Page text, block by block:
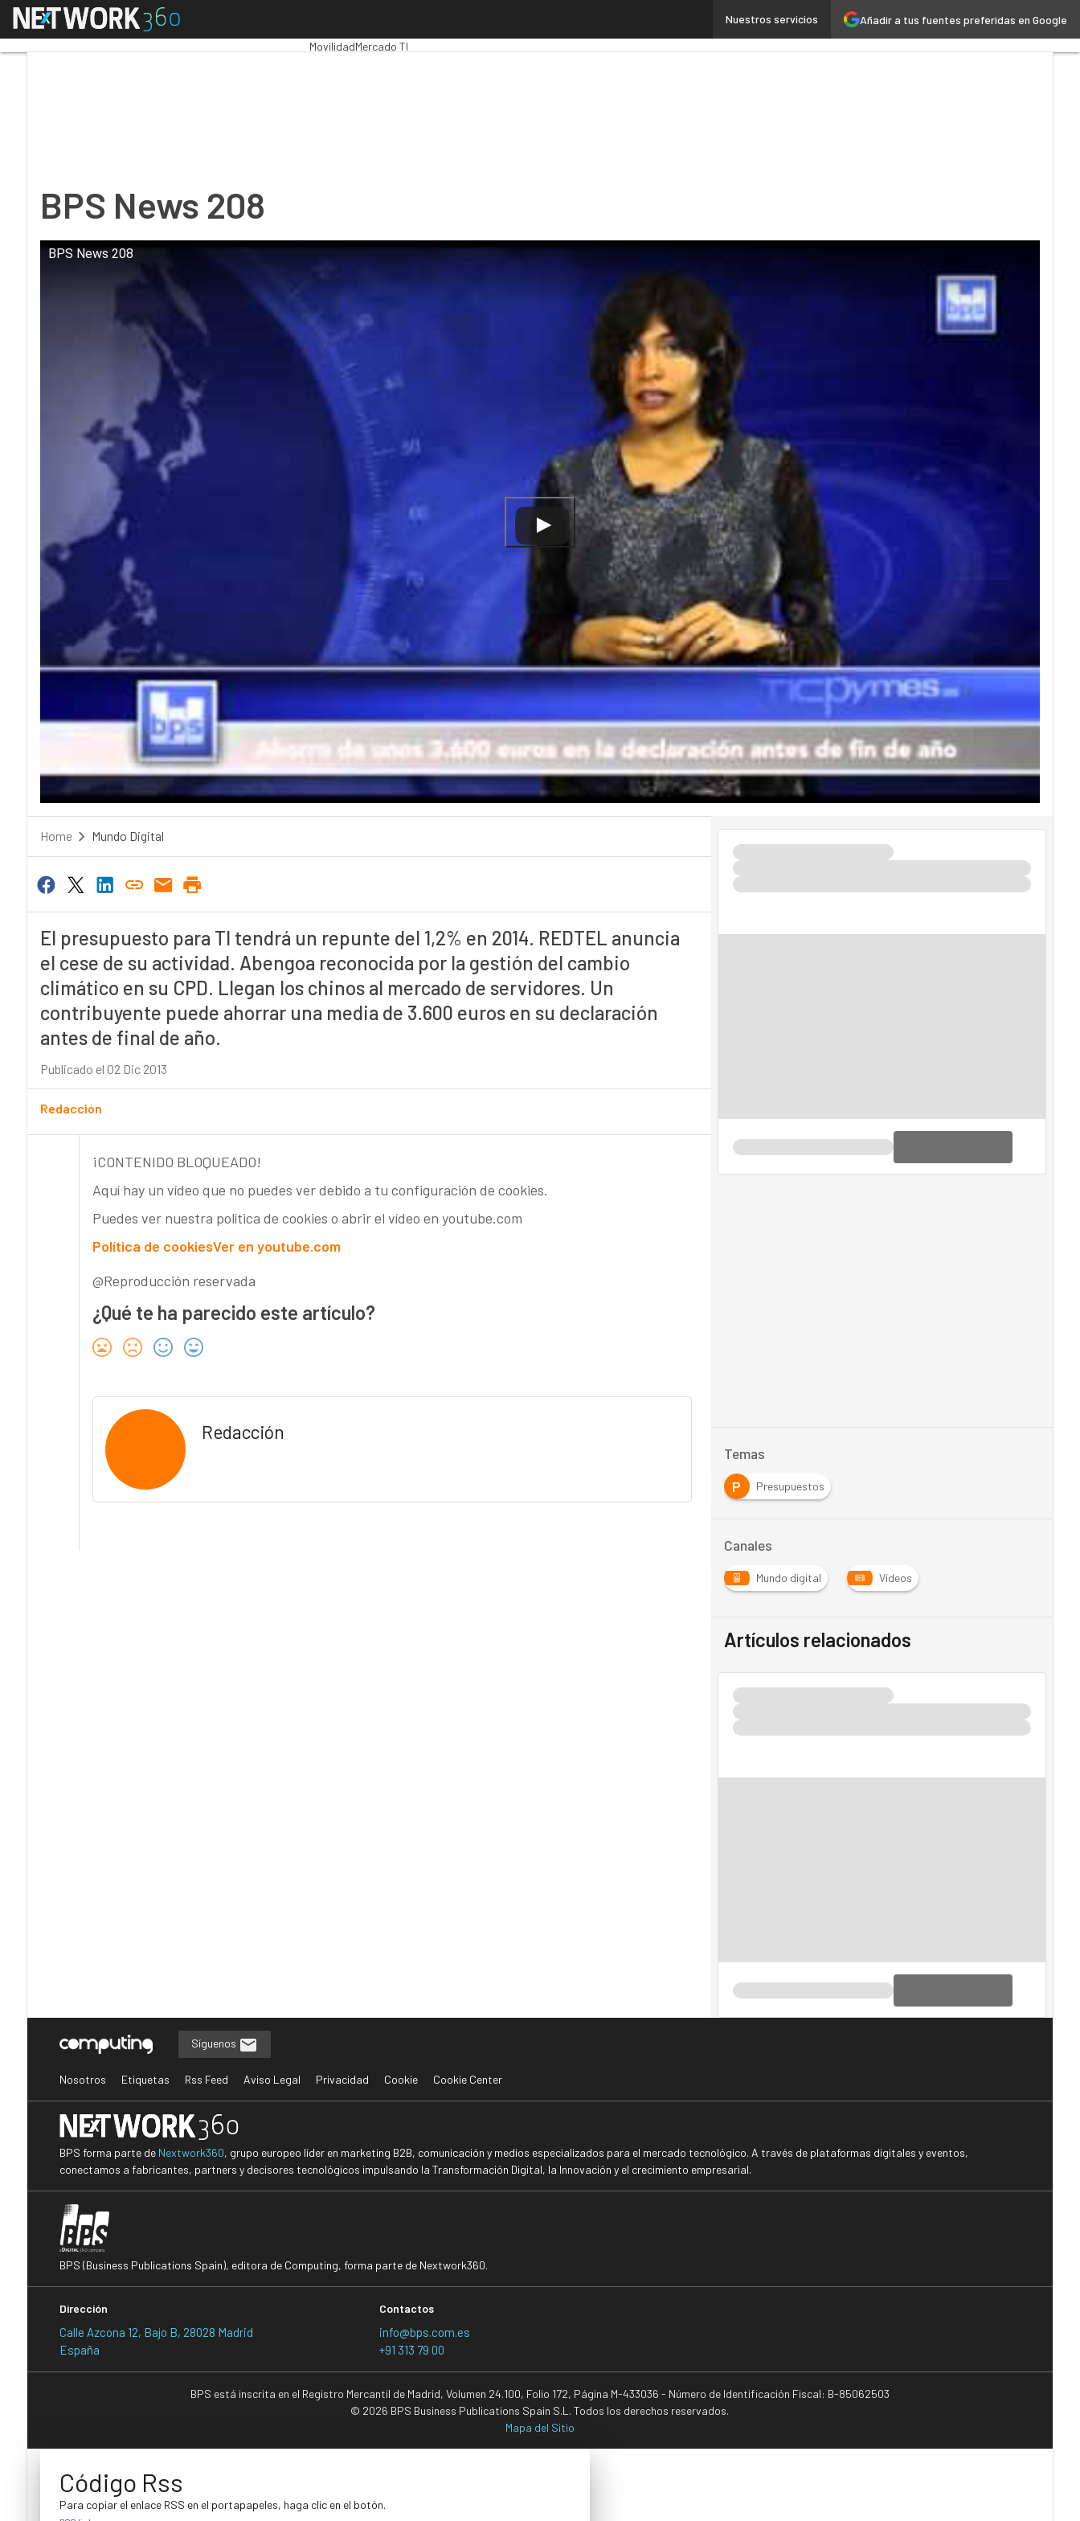
Añadir a tus fuentes preferidas en Google
Nuestros servicios
Menú Inteligencia ArtificialIndustria 4.0Seguridad
MovilidadMercado TI
BPS News 208
BPS News 208
Home Mundo Digital
El presupuesto para TI tendrá un repunte del 1,2% en 2014. REDTEL anuncia
el cese de su actividad. Abengoa reconocida por la gestión del cambio
climático en su CPD. Llegan los chinos al mercado de servidores. Un
contribuyente puede ahorrar una media de 3.600 euros en su declaración
antes de final de año.
Publicado el 02 Dic 2013
Redacción
¡CONTENIDO BLOQUEADO!
Aquí hay un vídeo que no puedes ver debido a tu configuración de cookies.
Puedes ver nuestra política de cookies o abrir el vídeo en youtube.com
Política de cookiesVer en youtube.com
@Reproducción reservada
¿Qué te ha parecido este artículo?
Redacción
Temas
P
Presupuestos
Canales
Mundo digital Vídeos
Artículos relacionados
Síguenos
Nosotros Etiquetas Rss Feed Aviso Legal Privacidad Cookie Cookie Center
BPS forma parte de Nextwork360, grupo europeo líder en marketing B2B, comunicación y medios especializados para el mercado tecnológico. A través de plataformas digitales y eventos,
conectamos a fabricantes, partners y decisores tecnológicos impulsando la Transformación Digital, la Innovación y el crecimiento empresarial.
BPS (Business Publications Spain), editora de Computing, forma parte de Nextwork360.
Dirección
Calle Azcona 12, Bajo B, 28028 Madrid
España
Contactos
info@bps.com.es
+91 313 79 00
BPS está inscrita en el Registro Mercantil de Madrid, Volumen 24.100, Folio 172, Página M-433036 - Número de Identificación Fiscal: B-85062503
© 2026 BPS Business Publications Spain S.L. Todos los derechos reservados.
Mapa del Sitio
Código Rss
Para copiar el enlace RSS en el portapapeles, haga clic en el botón.